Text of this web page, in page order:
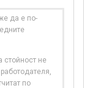
да е по-
стойност не
по